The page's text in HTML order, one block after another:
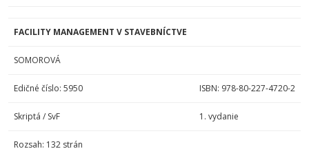
FACILITY MANAGEMENT V STAVEBNÍCTVE
SOMOROVÁ
Edičné číslo: 5950 ISBN: 978-80-227-4720-2
Skriptá / SvF 1. vydanie
Rozsah: 132 strán